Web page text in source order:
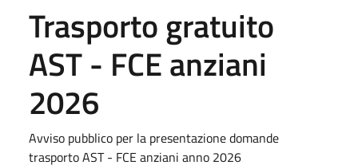
Trasporto gratuito
AST - FCE anziani
2026
Avviso pubblico per la presentazione domande
trasporto AST - FCE anziani anno 2026